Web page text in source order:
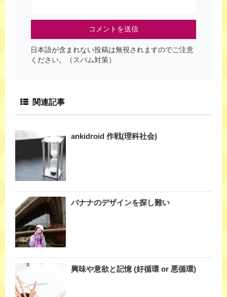
日本語が含まれない投稿は無視されますのでご注意
ください。（スパム対策）
関連記事
ankidroid 作戦(理科社会)
バナナのデザインを探し難い
興味や意欲と記憶 (好循環 or 悪循環)